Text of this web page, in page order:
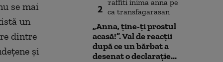
se mai
un
dintre
şi
2
„Anna, ţine-ţi prostul
acasă!”. Val de reacții
după ce un bărbat a
desenat o declarație...